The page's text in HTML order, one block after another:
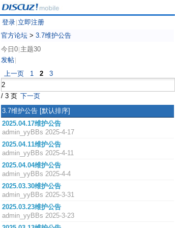
登录 立即注册
官方论坛 > 3.7维护公告
今日0 主题30
发帖
上一页 1 2 3
/ 3 页 下一页
3.7维护公告 [默认排序]
2025.04.17维护公告
admin_yyBBs 2025-4-17
2025.04.11维护公告
admin_yyBBs 2025-4-11
2025.04.04维护公告
admin_yyBBs 2025-4-4
2025.03.30维护公告
admin_yyBBs 2025-3-31
2025.03.23维护公告
admin_yyBBs 2025-3-23